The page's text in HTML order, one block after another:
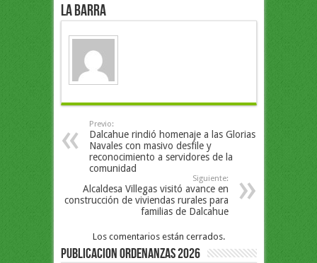
la Barra
Previo:
Dalcahue rindió homenaje a las Glorias
Navales con masivo desfile y
reconocimiento a servidores de la
comunidad
Siguiente:
Alcaldesa Villegas visitó avance en
construcción de viviendas rurales para
familias de Dalcahue
Los comentarios están cerrados.
PUBLICACION ORDENANZAS 2026